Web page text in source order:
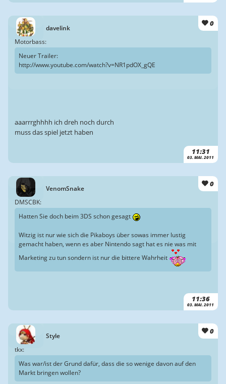
davelink
0
11:31
03. MAI. 2011
Motorbass:
Neuer Trailer:
http://www.youtube.com/watch?v=NR1pdOX_gQE
aaarrrghhhh ich dreh noch durch
muss das spiel jetzt haben
VenomSnake
0
11:36
03. MAI. 2011
DMSCBK:
Hatten Sie doch beim 3DS schon gesagt
Witzig ist nur wie sich die Pikaboys über sowas immer lustig
gemacht haben, wenn es aber Nintendo sagt hat es nie was mit
Marketing zu tun sondern ist nur die bittere Wahrheit
Style
0
tkx:
Was war/ist der Grund dafür, dass die so wenige davon auf den
Markt bringen wollen?